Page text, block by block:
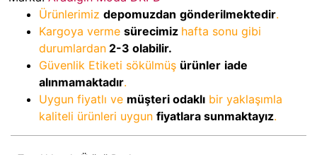
Ürünlerimiz depomuzdan gönderilmektedir.
Kargoya verme sürecimiz hafta sonu gibi
durumlardan 2-3 olabilir.
Güvenlik Etiketi sökülmüş ürünler iade
alınmamaktadır.
Uygun fiyatlı ve müşteri odaklı bir yaklaşımla
kaliteli ürünleri uygun fiyatlara sunmaktayız.